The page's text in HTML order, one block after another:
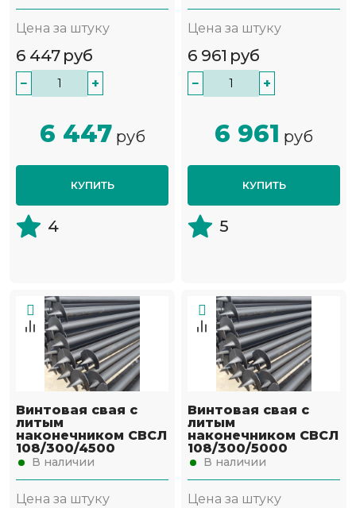
Цена за штуку
6 447 руб
− +
6 447 руб
КУПИТЬ
4
Цена за штуку
6 961 руб
− +
6 961 руб
КУПИТЬ
5
Винтовая свая с
литым
наконечником СВСЛ
108/300/4500
В наличии
Цена за штуку
Винтовая свая с
литым
наконечником СВСЛ
108/300/5000
В наличии
Цена за штуку